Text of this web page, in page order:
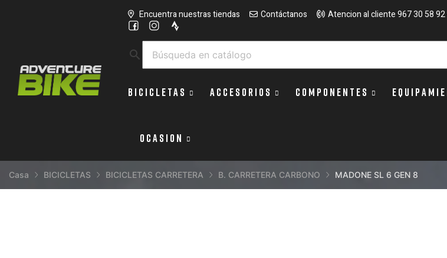
Encuentra nuestras tiendas Contáctanos Atencion al cliente 967 30 58
search
BICICLETAS ACCESORIOS COMPONENTES
OCASION
Casa BICICLETAS BICICLETAS CARRETERA B. CARRETERA CARBONO MADONE SL 6 GEN 8